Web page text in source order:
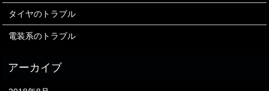
タイヤのトラブル
電装系のトラブル